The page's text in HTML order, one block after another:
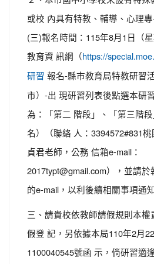
或校 內具有特教、輔導、心理
(三)報名時間：115年8月1日（
教育資 訊網（ https://
研習 報名-縣市教育局特教研習
市）-出 現研習列表後點選本研
為：「第二 階段」、「第三階
名）（聯絡 人：3394572#831
貞君老師，公務 信箱e-mail：
2017typt@gmail.com），並請
的e-mail，以利後續相關事項通
三、請貴校依教師請假規則本
假登 記，另依據本局110年2月
1100040545號函 示，倘研習適